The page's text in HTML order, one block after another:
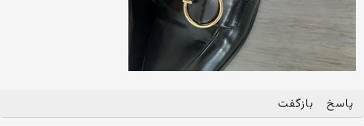
پاسخ بازگفت